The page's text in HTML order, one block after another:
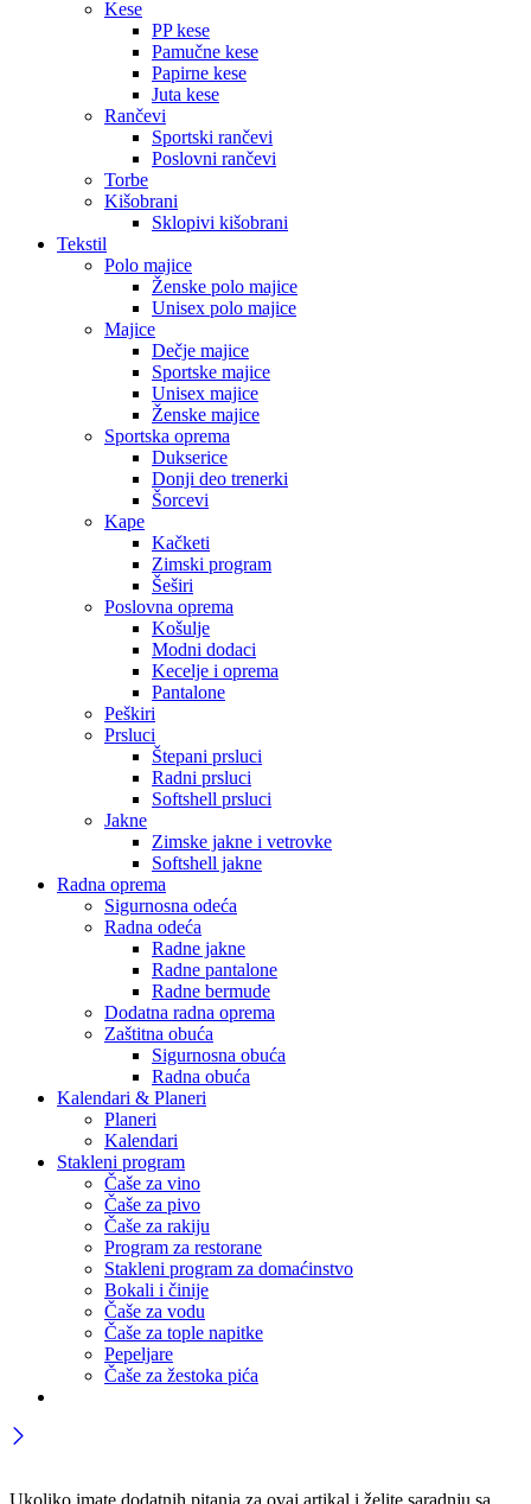
Kese
PP kese
Pamučne kese
Papirne kese
Juta kese
Rančevi
Sportski rančevi
Poslovni rančevi
Torbe
Kišobrani
Sklopivi kišobrani
Tekstil
Polo majice
Ženske polo majice
Unisex polo majice
Majice
Dečje majice
Sportske majice
Unisex majice
Ženske majice
Sportska oprema
Dukserice
Donji deo trenerki
Šorcevi
Kape
Kačketi
Zimski program
Šeširi
Poslovna oprema
Košulje
Modni dodaci
Kecelje i oprema
Pantalone
Peškiri
Prsluci
Štepani prsluci
Radni prsluci
Softshell prsluci
Jakne
Zimske jakne i vetrovke
Softshell jakne
Radna oprema
Sigurnosna odeća
Radna odeća
Radne jakne
Radne pantalone
Radne bermude
Dodatna radna oprema
Zaštitna obuća
Sigurnosna obuća
Radna obuća
Kalendari & Planeri
Planeri
Kalendari
Stakleni program
Čaše za vino
Čaše za pivo
Čaše za rakiju
Program za restorane
Stakleni program za domaćinstvo
Bokali i činije
Čaše za vodu
Čaše za tople napitke
Pepeljare
Čaše za žestoka pića